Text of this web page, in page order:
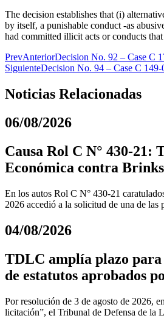
The decision establishes that (i)
by itself, a punishable conduct -as
had committed illicit acts or conducts
PrevAnteriorDecision No. 92 – Case C
SiguienteDecision No. 94 – Case C
Noticias Relacionadas
06/08/2026
Causa Rol C N° 430-21:
Económica contra
En los autos Rol C N° 430-21
2026 accedió a la solicitud de una de
04/08/2026
TDLC amplía plazo para
de estatutos aprobados
Por resolución de 3 de agosto de 2026,
licitación”, el Tribunal de Defensa de la